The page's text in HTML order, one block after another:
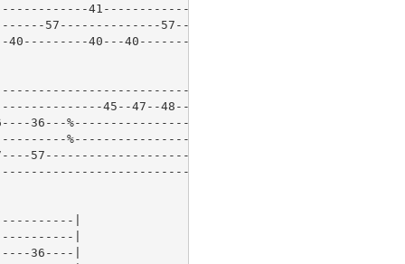
41--------------|
57--------------57----|
40---------40---40---------|
|
45--47--48--47--|
36---%--------------------|
%--------------------|
57------------------------|
|
|
|
36----|